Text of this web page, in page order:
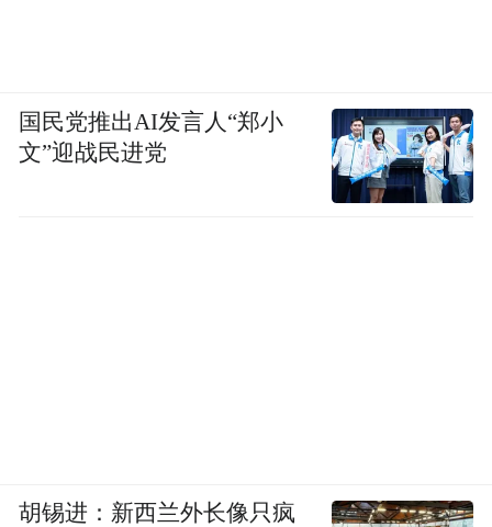
国民党推出AI发言人“郑小
文”迎战民进党
胡锡进：新西兰外长像只疯